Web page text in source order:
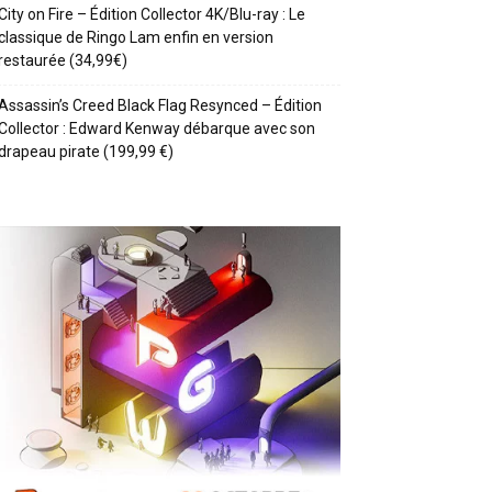
on Fire – Édition Collector 4K/Blu-ray : Le
de Ringo Lam enfin en version
(34,99€)
Creed Black Flag Resynced – Édition
: Edward Kenway débarque avec son
pirate (199,99 €)